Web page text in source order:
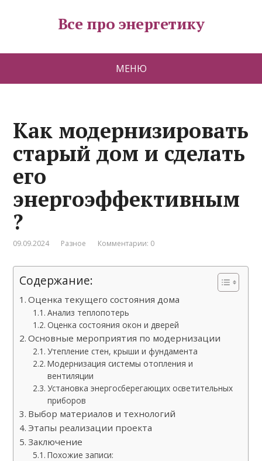
Все про энергетику
МЕНЮ
Как модернизировать
старый дом и сделать
его
энергоэффективным
?
09.09.2024 Разное Комментарии: 0
Содержание:
Оценка текущего состояния дома
Анализ теплопотерь
Оценка состояния окон и дверей
Основные мероприятия по модернизации
Утепление стен, крыши и фундамента
Модернизация системы отопления и
вентиляции
Установка энергосберегающих осветительных
приборов
Выбор материалов и технологий
Этапы реализации проекта
Заключение
Похожие записи: